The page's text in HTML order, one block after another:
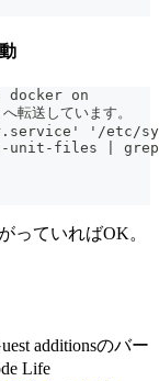
docker on
しています。
'/etc/
unit-files | grep
っていればOK。
additionsのバー
Life